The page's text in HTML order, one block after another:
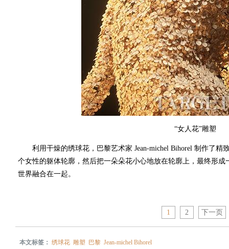
“女人花”雕塑
利用干燥的绣球花，巴黎艺术家 Jean-michel Bihorel 制作了精
个女性的躯体轮廓，然后把一朵朵花小心地放在轮廓上，最终形
世界融合在一起。
1 2 下一页
本文标签：绣球花 雕塑 巴黎 Jean-michel Bihorel